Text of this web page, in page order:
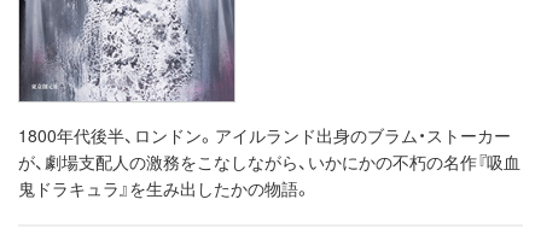
1800年代後半、ロンドン。アイルランド出身のブラム・ストーカー
が、劇場支配人の激務をこなしながら、いかにかの不朽の名作『吸血
鬼ドラキュラ』を生み出したかの物語。